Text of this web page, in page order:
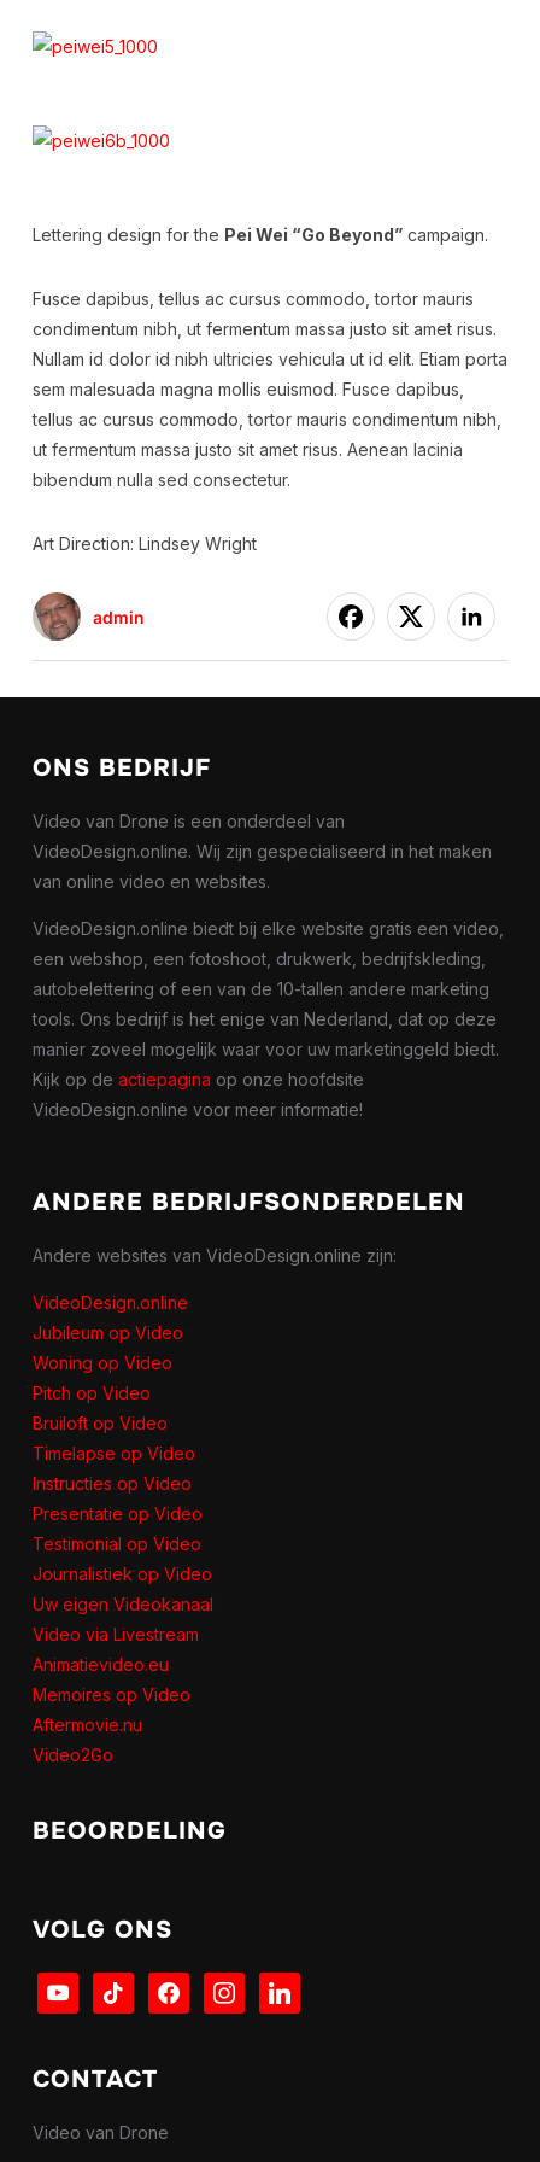
Lettering design for the Pei Wei “Go Beyond”campaign.
Fusce dapibus, tellus ac cursus commodo, tortor mauris
condimentum nibh, ut fermentum massa justo sit amet risus.
Nullam id dolor id nibh ultricies vehicula ut id elit. Etiam porta
sem malesuada magna mollis euismod. Fusce dapibus,
tellus ac cursus commodo, tortor mauris condimentum nibh,
ut fermentum massa justo sit amet risus. Aenean lacinia
bibendum nulla sed consectetur.
Art Direction: Lindsey Wright
admin
ONS BEDRIJF
Video van Drone is een onderdeel van
VideoDesign.online. Wij zijn gespecialiseerd in het maken
van online video en websites.
VideoDesign.online biedt bij elke website gratis een video,
een webshop, een fotoshoot, drukwerk, bedrijfskleding,
autobelettering of een van de 10-tallen andere marketing
tools. Ons bedrijf is het enige van Nederland, dat op deze
manier zoveel mogelijk waar voor uw marketinggeld biedt.
Kijk op de actiepagina op onze hoofdsite
VideoDesign.online voor meer informatie!
ANDERE BEDRIJFSONDERDELEN
Andere websites van VideoDesign.online zijn:
VideoDesign.online
Jubileum op Video
Woning op Video
Pitch op Video
Bruiloft op Video
Timelapse op Video
Instructies op Video
Presentatie op Video
Testimonial op Video
Journalistiek op Video
Uw eigen Videokanaal
Video via Livestream
Animatievideo.eu
Memoires op Video
Aftermovie.nu
Video2Go
BEOORDELING
VOLG ONS
youtube tiktok facebookinstagramlinkedin
CONTACT
Video van Drone